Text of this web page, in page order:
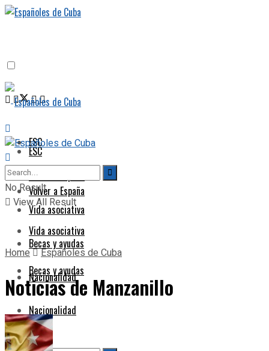
ESC
Volver a España
Vida asociativa
Becas y ayudas
Nacionalidad
ESC
Volver a España
Vida asociativa
Becas y ayudas
Nacionalidad
No Result
View All Result
Home Españoles de Cuba
Noticias de Manzanillo